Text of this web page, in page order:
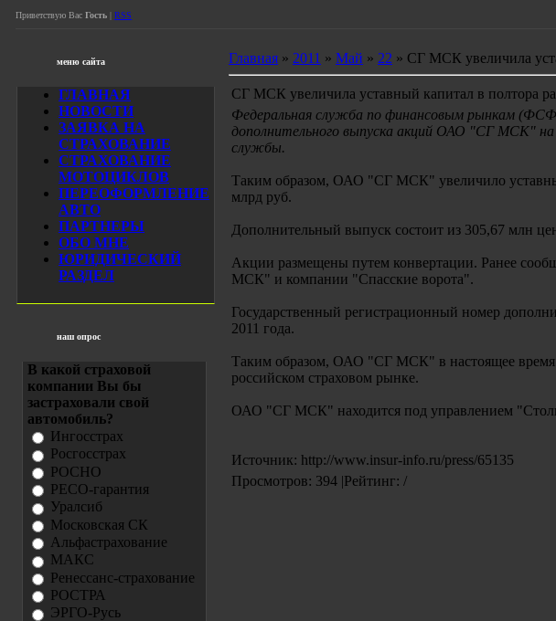
Приветствую Вас Гость | RSS
меню сайта
ГЛАВНАЯ
НОВОСТИ
ЗАЯВКА НА
СТРАХОВАНИЕ
СТРАХОВАНИЕ
МОТОЦИКЛОВ
ПЕРЕОФОРМЛЕНИЕ
АВТО
ПАРТНЕРЫ
ОБО МНЕ
ЮРИДИЧЕСКИЙ
РАЗДЕЛ
наш опрос
В какой страховой
компании Вы бы
застраховали свой
автомобиль?
Ингосстрах
Росгосстрах
РОСНО
РЕСО-гарантия
Уралсиб
Московская СК
Альфастрахование
МАКС
Ренессанс-страхование
РОСТРА
ЭРГО-Русь
Главная » 2011 » Май » 22 » СГ МСК увеличила
СГ МСК увеличила уставный капитал в полтора
Федеральная служба по финансовым рынкам
дополнительного выпуска акций ОАО "СГ МСК" на
службы.
Таким образом, ОАО "СГ МСК" увеличило
млрд руб.
Дополнительный выпуск состоит из 305,67 млн
Акции размещены путем конвертации. Ранее
МСК" и компании "Спасские ворота".
Государственный регистрационный номер
2011 года.
Таким образом, ОАО "СГ МСК" в настоящее время
российском страховом рынке.
ОАО "СГ МСК" находится под управлением
Источник: http://www.insur-info.ru/press/65135
Просмотров: 394 |Рейтинг: /